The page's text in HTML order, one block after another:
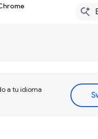
a tu idioma